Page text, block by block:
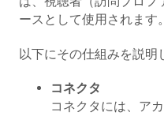
ースとして使用されます。
以下にその仕組みを説明
コネクタ
コネクタには、ア